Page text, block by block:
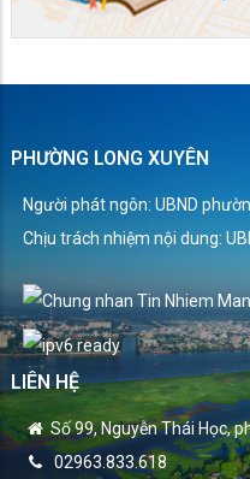
PHƯỜNG LONG XUYÊN
Người phát ngôn: UBND
Chịu trách nhiệm nội dung:
LIÊN HỆ
Số 99, Nguyễn Thái Học,
02963.833.618